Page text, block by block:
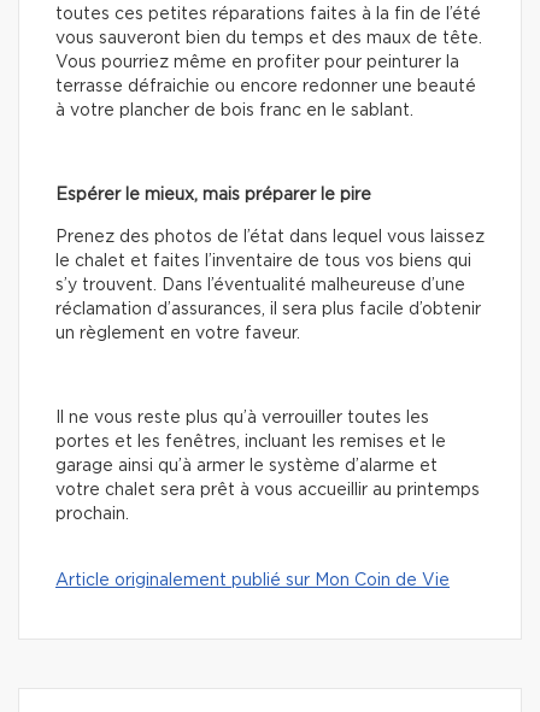
toutes ces petites réparations faites à la fin de l’été
vous sauveront bien du temps et des maux de tête.
Vous pourriez même en profiter pour peinturer la
terrasse défraichie ou encore redonner une beauté
à votre plancher de bois franc en le sablant.
Espérer le mieux, mais préparer le pire
Prenez des photos de l’état dans lequel vous laissez
le chalet et faites l’inventaire de tous vos biens qui
s’y trouvent. Dans l’éventualité malheureuse d’une
réclamation d’assurances, il sera plus facile d’obtenir
un règlement en votre faveur.
Il ne vous reste plus qu’à verrouiller toutes les
portes et les fenêtres, incluant les remises et le
garage ainsi qu’à armer le système d’alarme et
votre chalet sera prêt à vous accueillir au printemps
prochain.
Article originalement publié sur Mon Coin de Vie